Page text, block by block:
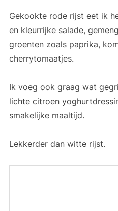
Gekookte rode rijst eet ik
en kleurrijke salade,
groenten zoals paprika,
cherrytomaatjes.
Ik voeg ook graag wat
lichte citroen
smakelijke maaltijd.
Lekkerder dan witte rijst.